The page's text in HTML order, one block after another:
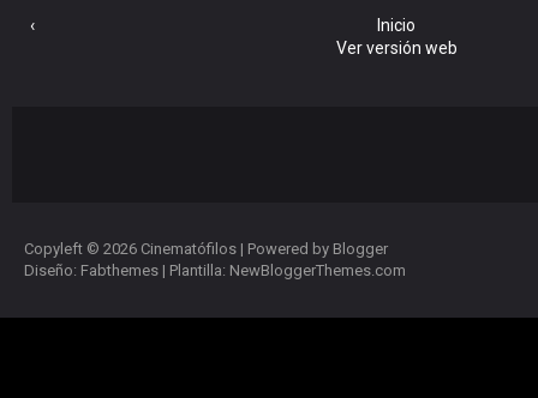
‹
Inicio
Ver versión web
Copyleft © 2026 Cinematófilos | Powered by Blogger
Diseño: Fabthemes | Plantilla: NewBloggerThemes.com